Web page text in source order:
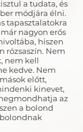
a tudata, és
módjára élni.
tapasztalatokra
nagyon erős
hiszen
rózsaszín. Nem
nem kell
kedve. Nem
előtt,
kinevet,
az
a bolond